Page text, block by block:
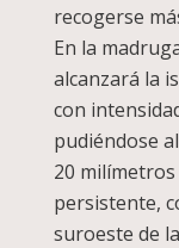
recogerse
En la
alcanzará la
con
pudiéndose
20
persistente,
suroeste de